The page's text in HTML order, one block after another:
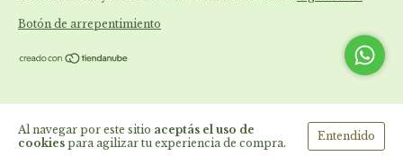
Al navegar por este sitio aceptás el uso de
cookies para agilizar tu experiencia de compra.
Entendido
Botón de arrepentimiento